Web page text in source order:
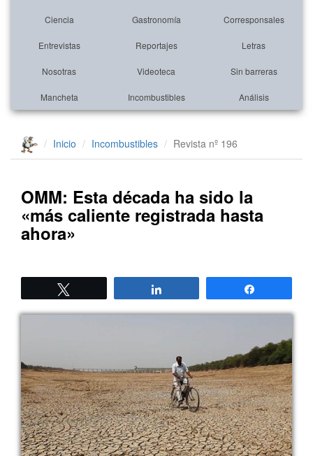
Ciencia Gastronomía Corresponsales
Entrevistas Reportajes Letras
Nosotras Videoteca Sin barreras
Mancheta Incombustibles Análisis
Inicio Incombustibles Revista nº 196
OMM: Esta década ha sido la
«más caliente registrada hasta
ahora»